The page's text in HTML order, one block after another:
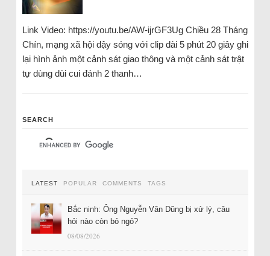
Link Video: https://youtu.be/AW-ijrGF3Ug Chiều 28 Tháng
Chín, mạng xã hội dậy sóng với clip dài 5 phút 20 giây ghi
lại hình ảnh một cảnh sát giao thông và một cảnh sát trật
tự dùng dùi cui đánh 2 thanh…
SEARCH
LATEST POPULAR COMMENTS TAGS
Bắc ninh: Ông Nguyễn Văn Dũng bị xử lý, câu
hỏi nào còn bỏ ngỏ?
08/08/2026